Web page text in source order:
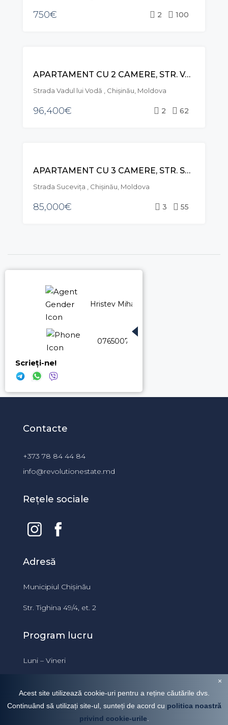
750€ 2 100
APARTAMENT CU 2 CAMERE, STR. VADUL LUI VODĂ, CIOCANA
Strada Vadul lui Vodă , Chișinău, Moldova
96,400€ 2 62
APARTAMENT CU 3 CAMERE, STR. SUCEVIȚA BUIUCANI
Strada Suceviţa , Chișinău, Moldova
85,000€ 3 55
Hristev Mihail
076500774
Scrieți-ne!
Contacte
+373 78 84 44 84
info@revolutionestate.md
Rețele sociale
Adresă
Municipiul Chișinău
Str. Tighina 49/4, et. 2
Program lucru
Luni – Vineri
Acest site utilizează cookie-uri pentru a reține căutările dvs.
Continuând să utilizați site-ul, sunteți de acord cu politica noastră
privind cookie-urile
×